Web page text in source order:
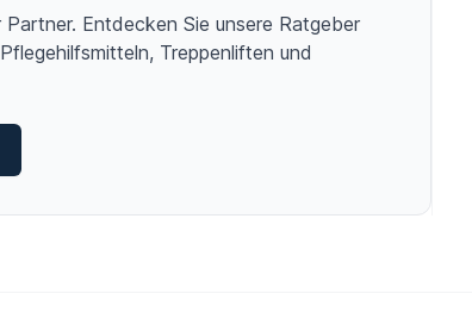
Entdecken Sie unsere Ratgeber
Treppenliften und